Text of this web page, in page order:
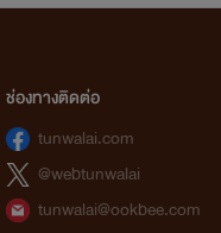
ช่องทางติดต่อ
tunwalai.com
@webtunwalai
tunwalai@ookbee.com